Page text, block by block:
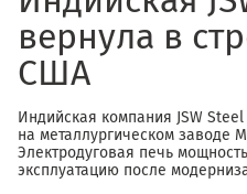
вернула в
США
Индийская компания JSW
на металлургическом заводе
Электродуговая печь
эксплуатацию после